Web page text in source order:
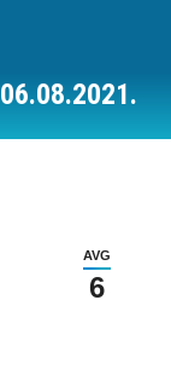
AVG
6